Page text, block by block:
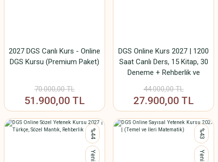
2027 DGS Canlı Kurs - Online
DGS Kursu (Premium Paket)
70.000,00 TL
51.900,00 TL
DGS Online Kurs 2027 | 1200
Saat Canlı Ders, 15 Kitap, 30
Deneme + Rehberlik ve
44.000,00 TL
27.900,00 TL
%44
Yeni
%43
Yeni